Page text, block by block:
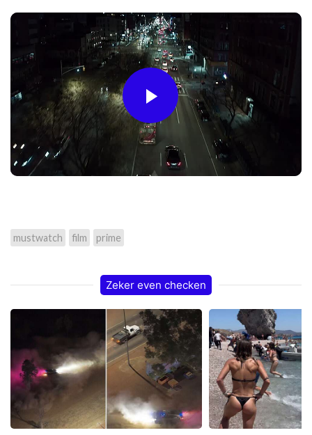
Play
Video
mustwatch film prime
Zeker even checken